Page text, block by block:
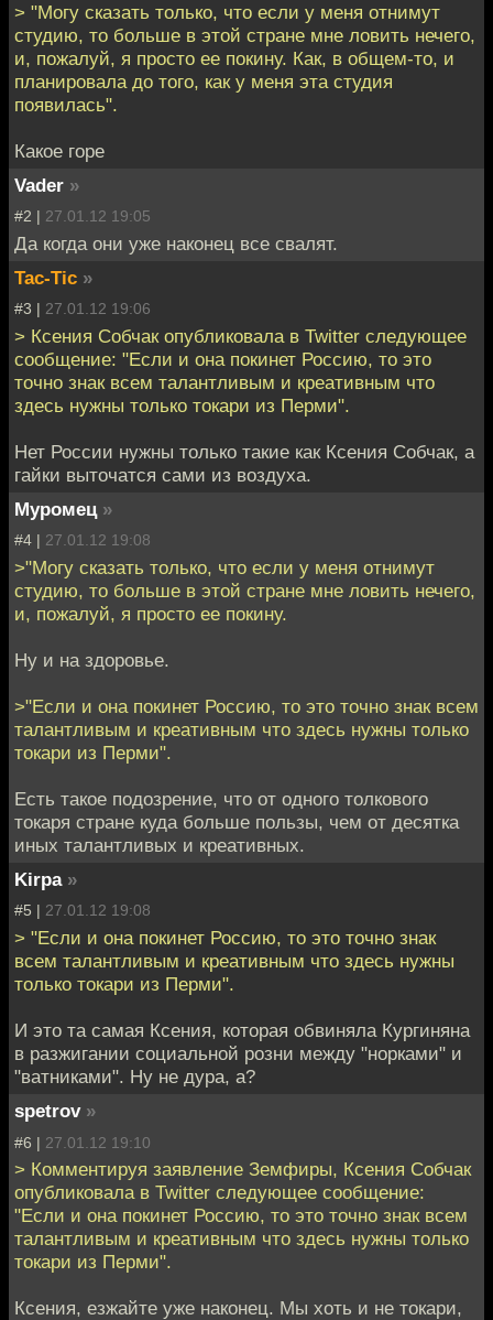
> "Могу сказать только, что если у меня отнимут
студию, то больше в этой стране мне ловить нечего,
и, пожалуй, я просто ее покину. Как, в общем-то, и
планировала до того, как у меня эта студия
появилась".
Какое горе
Vader »
#2 | 27.01.12 19:05
Да когда они уже наконец все свалят.
Tac-Tic »
#3 | 27.01.12 19:06
> Ксения Собчак опубликовала в Twitter следующее
сообщение: "Если и она покинет Россию, то это
точно знак всем талантливым и креативным что
здесь нужны только токари из Перми".
Нет России нужны только такие как Ксения Собчак, а
гайки выточатся сами из воздуха.
Муромец »
#4 | 27.01.12 19:08
>"Могу сказать только, что если у меня отнимут
студию, то больше в этой стране мне ловить нечего,
и, пожалуй, я просто ее покину.
Ну и на здоровье.
>"Если и она покинет Россию, то это точно знак всем
талантливым и креативным что здесь нужны только
токари из Перми".
Есть такое подозрение, что от одного толкового
токаря стране куда больше пользы, чем от десятка
иных талантливых и креативных.
Kirpa »
#5 | 27.01.12 19:08
> "Если и она покинет Россию, то это точно знак
всем талантливым и креативным что здесь нужны
только токари из Перми".
И это та самая Ксения, которая обвиняла Кургиняна
в разжигании социальной розни между "норками" и
"ватниками". Ну не дура, а?
spetrov »
#6 | 27.01.12 19:10
> Комментируя заявление Земфиры, Ксения Собчак
опубликовала в Twitter следующее сообщение:
"Если и она покинет Россию, то это точно знак всем
талантливым и креативным что здесь нужны только
токари из Перми".
Ксения, езжайте уже наконец. Мы хоть и не токари,